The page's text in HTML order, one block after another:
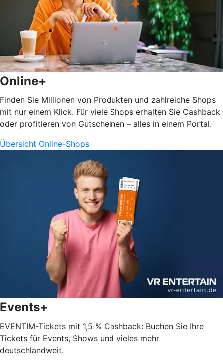
Online+
Finden Sie Millionen von Produkten und zahlreiche Shops
mit nur einem Klick. Für viele Shops erhalten Sie Cashback
oder profitieren von Gutscheinen – alles in einem Portal.
Übersicht Online-Shops
Events+
EVENTIM-Tickets mit 1,5 % Cashback: Buchen Sie Ihre
Tickets für Events, Shows und vieles mehr
deutschlandweit.